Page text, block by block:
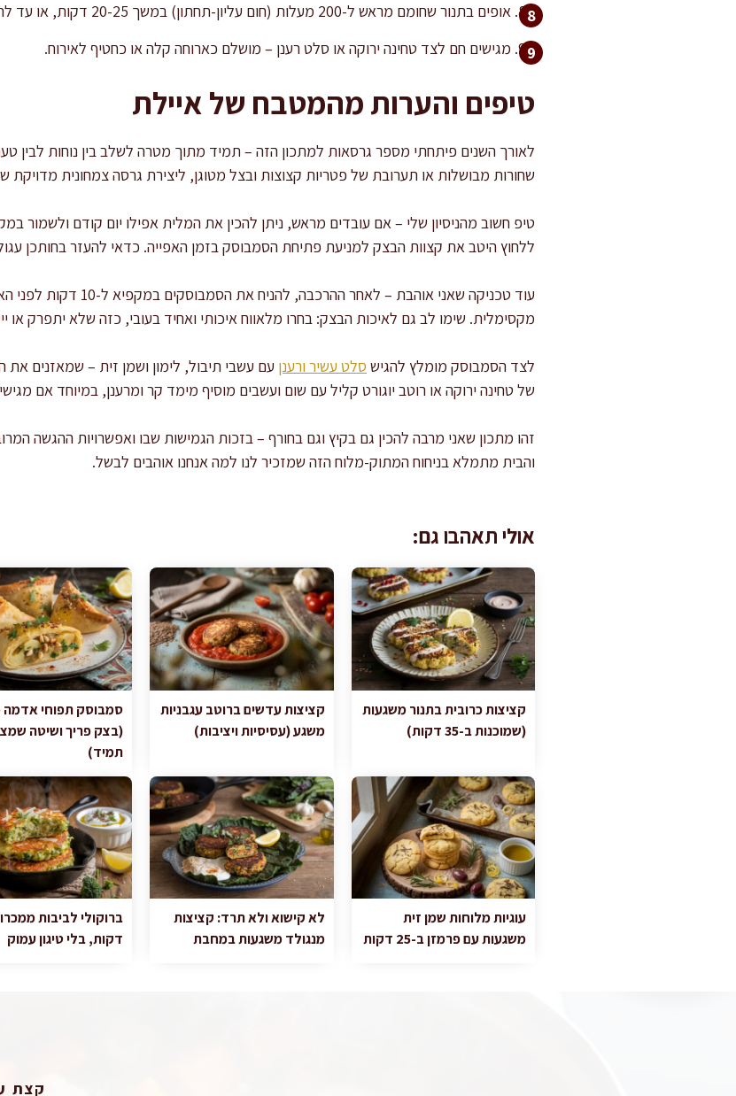
אופים בתנור שחומם מראש ל-200 מעלות (חום עליון-תחתון) במשך 20-25 דקות, או עד להזהבה עמוקה ופריכות.
מגישים חם לצד טחינה ירוקה או סלט רענן – מושלם כארוחה קלה או כחטיף לאירוח.
טיפים והערות מהמטבח של איילת
לאורך השנים פיתחתי מספר גרסאות למתכון הזה – תמיד מתוך מטרה לשלב בין נוחות
שחורות מבושלות או תערובת של פטריות קצוצות ובצל מטוגן, ליצירת גרסה צמחונית
טיפ חשוב מהניסיון שלי – אם עובדים מראש, ניתן להכין את המלית אפילו יום קודם ולשמור
ללחוץ היטב את קצוות הבצק למניעת פתיחת הסמבוסק בזמן האפייה. כדאי להעזר בחותכן
עוד טכניקה שאני אוהבת –
מקסימלית. שימו לב גם לאיכות הבצק: בחרו מלאווח איכותי ואחיד בעובי, כזה שלא יתפרק או
לצד הסמבוסק מומלץ להגיש סלט עשיר ורענן עם עשבי תיבול, לימון ושמן זית – שמאזנים
של טחינה ירוקה או רוטב יוגורט קליל עם שום ועשבים מוסיף מימד קר ומרענן, במיוחד אם
זהו מתכון שאני מרבה להכין גם בקיץ וגם בחורף – בזכות הגמישות שבו ואפשרויות ההגשה
והבית מתמלא בניחוח המתוק-מלוח הזה שמזכיר לנו למה אנחנו אוהבים לבשל.
אולי תאהבו גם:
קציצות כרובית בתנור משגעות
(שמוכנות ב-35 דקות)
קציצות עדשים ברוטב עגבניות
משגע (עסיסיות ויציבות)
סמבוסק תפוחי
(בצק פריך ושיטה
תמיד)
עוגיות מלוחות שמן זית
משגעות עם פרמזן ב-25 דקות
לא קישוא ולא תרד: קציצות
מנגולד משגעות במחבת
דקות, בלי טיגון עמוק
קצת